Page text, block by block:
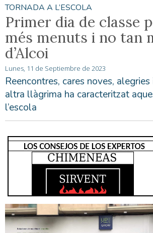
TORNADA A L’ESCOLA
Primer dia de classe
més menuts i no tan
d’Alcoi
Lunes, 11 de Septiembre de 2023
Reencontres, cares noves,
altra llàgrima ha caracteritzat
l’escola